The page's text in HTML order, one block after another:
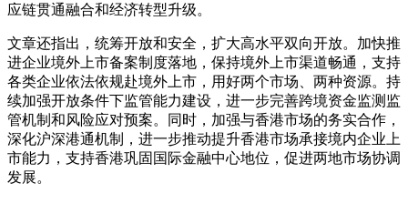
应链贯通融合和经济转型升级。
文章还指出，统筹开放和安全，扩大高水平双向开放。加快推
进企业境外上市备案制度落地，保持境外上市渠道畅通，支持
各类企业依法依规赴境外上市，用好两个市场、两种资源。持
续加强开放条件下监管能力建设，进一步完善跨境资金监测监
管机制和风险应对预案。同时，加强与香港市场的务实合作，
深化沪深港通机制，进一步推动提升香港市场承接境内企业上
市能力，支持香港巩固国际金融中心地位，促进两地市场协调
发展。